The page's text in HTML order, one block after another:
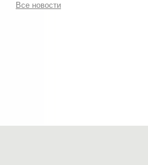
Все новости